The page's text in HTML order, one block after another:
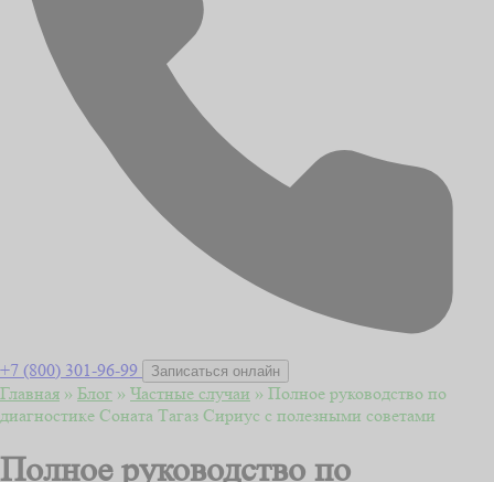
+7 (800) 301-96-99 Записаться онлайн
Главная » Блог » Частные случаи » Полное руководство по
диагностике Соната Тагаз Сириус с полезными советами
Полное руководство по